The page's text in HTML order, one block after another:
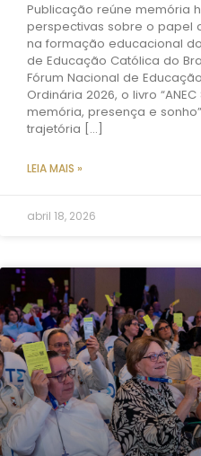
Publicação reúne memória
perspectivas sobre o papel
na formação educacional
de Educação Católica do
Fórum Nacional de
Ordinária 2026, o livro
memória, presença e
trajetória […]
LEIA MAIS »
abril 18, 2026